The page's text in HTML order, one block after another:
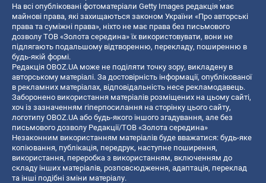
На всі опубліковані фотоматеріали Getty Images редакція має
майнові права, які захищаються законом України «Про авторські
права та суміжні права», ніхто не має права без письмового
дозволу ТОВ «Золота середина» їх використовувати, вони не
підлягають подальшому відтворенню, перекладу, поширенню в
будь-якій формі.
Редакція OBOZ.UA може не поділяти точку зору, викладену в
авторському матеріалі. За достовірність інформації, опублікованої
в рекламних матеріалах, відповідальність несе рекламодавець.
Заборонено використання матеріалів розміщених на цьому сайті,
хоч із зазначенням гіперпосилання на сторінку цього сайту,
логотипу OBOZ.UA або будь-якого іншого згадування, але без
письмового дозволу Редакції/ТОВ «Золота середина»
Незаконним використанням матеріалів буде вважатися: будь-яке
копiювання, публiкацiя, передрук, наступне поширення,
використання, переробка з використанням, включенням до
складу інших матеріалів, розповсюдження, адаптація, переклад
та інші подібні зміни матеріалу.